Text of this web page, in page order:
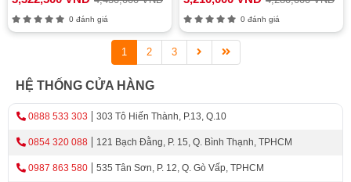
0 đánh giá 0 đánh giá
1 2 3
HỆ THỐNG CỬA HÀNG
0888 533 303 303 Tô Hiến Thành, P.13, Q.10
0854 320 088 121 Bạch Đằng, P. 15, Q. Bình Thạnh, TPHCM
0987 863 580 535 Tân Sơn, P. 12, Q. Gò Vấp, TPHCM